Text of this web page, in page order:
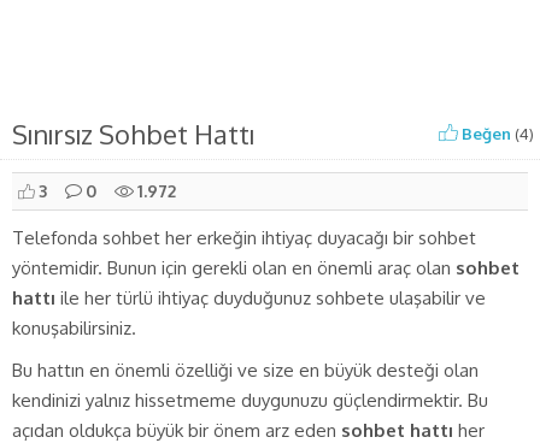
Sınırsız Sohbet Hattı Beğen (4)
3 0 1.972
Telefonda sohbet her erkeğin ihtiyaç duyacağı bir sohbet
yöntemidir. Bunun için gerekli olan en önemli araç olan sohbet
hattı ile her türlü ihtiyaç duyduğunuz sohbete ulaşabilir ve
konuşabilirsiniz.
Bu hattın en önemli özelliği ve size en büyük desteği olan
kendinizi yalnız hissetmeme duygunuzu güçlendirmektir. Bu
açıdan oldukça büyük bir önem arz eden sohbet hattı her